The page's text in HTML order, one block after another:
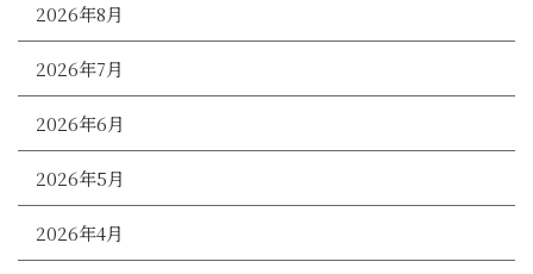
2026年8月
2026年7月
2026年6月
2026年5月
2026年4月